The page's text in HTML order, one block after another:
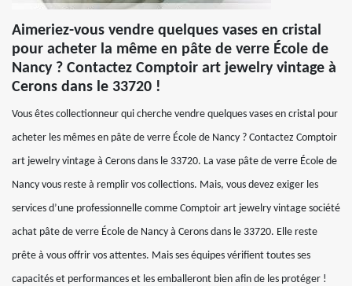
Aimeriez-vous vendre quelques vases en cristal
pour acheter la même en pâte de verre École de
Nancy ? Contactez Comptoir art jewelry vintage à
Cerons dans le 33720 !
Vous êtes collectionneur qui cherche vendre quelques vases en cristal pour
acheter les mêmes en pâte de verre École de Nancy ? Contactez Comptoir
art jewelry vintage à Cerons dans le 33720. La vase pâte de verre École de
Nancy vous reste à remplir vos collections. Mais, vous devez exiger les
services d’une professionnelle comme Comptoir art jewelry vintage société
achat pâte de verre École de Nancy à Cerons dans le 33720. Elle reste
prête à vous offrir vos attentes. Mais ses équipes vérifient toutes ses
capacités et performances et les emballeront bien afin de les protéger !